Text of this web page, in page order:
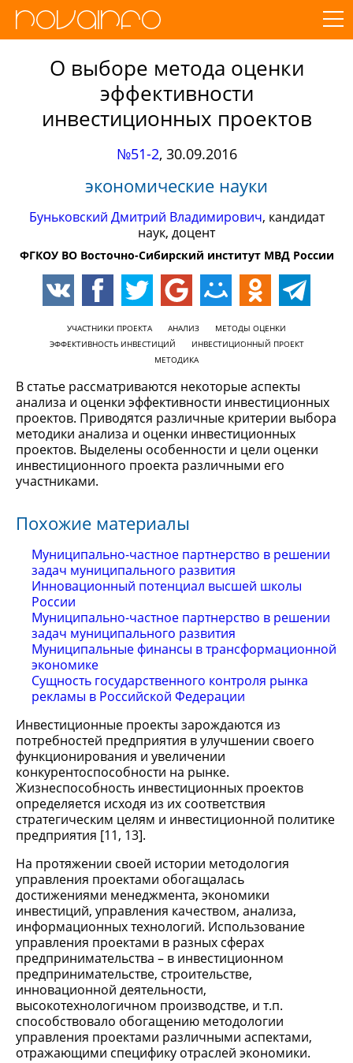
О выборе метода оценки
эффективности
инвестиционных проектов
№51-2, 30.09.2016
экономические науки
Буньковский Дмитрий Владимирович, кандидат
наук, доцент
ФГКОУ ВО Восточно-Сибирский институт МВД России
УЧАСТНИКИ ПРОЕКТА АНАЛИЗ
МЕТОДЫ ОЦЕНКИ
ЭФФЕКТИВНОСТЬ ИНВЕСТИЦИЙ
ИНВЕСТИЦИОННЫЙ ПРОЕКТ
МЕТОДИКА
В статье рассматриваются некоторые аспекты
анализа и оценки эффективности инвестиционных
проектов. Приводятся различные критерии выбора
методики анализа и оценки инвестиционных
проектов. Выделены особенности и цели оценки
инвестиционного проекта различными его
участниками.
Похожие материалы
Муниципально-частное партнерство в решении
задач муниципального развития
Инновационный потенциал высшей школы
России
Муниципально-частное партнерство в решении
задач муниципального развития
Муниципальные финансы в трансформационной
экономике
Сущность государственного контроля рынка
рекламы в Российской Федерации
Инвестиционные проекты зарождаются из
потребностей предприятия в улучшении своего
функционирования и увеличении
конкурентоспособности на рынке.
Жизнеспособность инвестиционных проектов
определяется исходя из их соответствия
стратегическим целям и инвестиционной политике
предприятия [11, 13].
На протяжении своей истории методология
управления проектами обогащалась
достижениями менеджмента, экономики
инвестиций, управления качеством, анализа,
информационных технологий. Использование
управления проектами в разных сферах
предпринимательства – в инвестиционном
предпринимательстве, строительстве,
инновационной деятельности,
высокотехнологичном производстве, и т.п.
способствовало обогащению методологии
управления проектами различными аспектами,
отражающими специфику отраслей экономики.